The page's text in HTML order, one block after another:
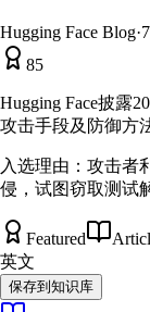
Hugging Face Blog·
85
Hugging Face披露
攻击手段及防御方
入选理由： 攻击者
侵，试图窃取测试
Featured
英文
保存到知识库